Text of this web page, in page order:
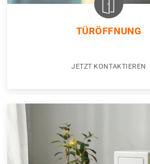
TÜRÖFFNUNG
JETZT KONTAKTIEREN